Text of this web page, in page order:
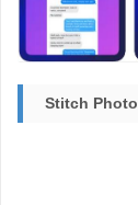
Stitch